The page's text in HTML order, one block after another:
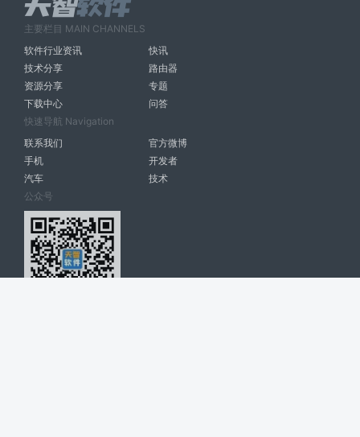
主要栏目 MAIN CHANNELS
软件行业资讯
快讯
技术分享
路由器
资源分享
专题
下载中心
问答
快速导航 Navigation
联系我们
官方微博
手机
开发者
汽车
技术
公众号